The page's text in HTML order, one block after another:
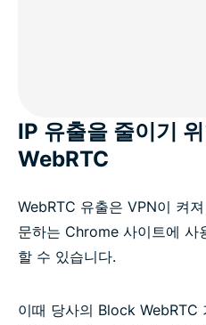
IP 유출을 줄이기
WebRTC
WebRTC 유출은 VPN이 켜
문하는 Chrome 사이트에 사
할 수 있습니다.
이때 당사의 Block WebRTC